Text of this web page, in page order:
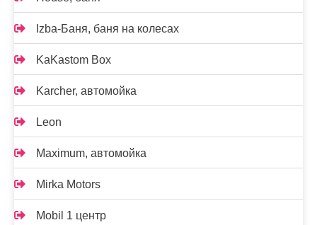
Izba-Баня, баня на колесах
KaKastom Box
Karcher, автомойка
Leon
Maximum, автомойка
Mirka Motors
Mobil 1 центр